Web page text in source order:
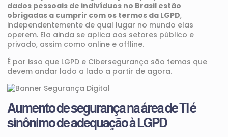
dados pessoais de indivíduos no Brasil estão
obrigadas a cumprir com os termos da LGPD,
independentemente de qual lugar no mundo elas
operem. Ela ainda se aplica aos setores público e
privado, assim como online e offline.
É por isso que LGPD e Cibersegurança são temas que
devem andar lado a lado a partir de agora.
Aumento de segurança na área de TI é
sinônimo de adequação à LGPD